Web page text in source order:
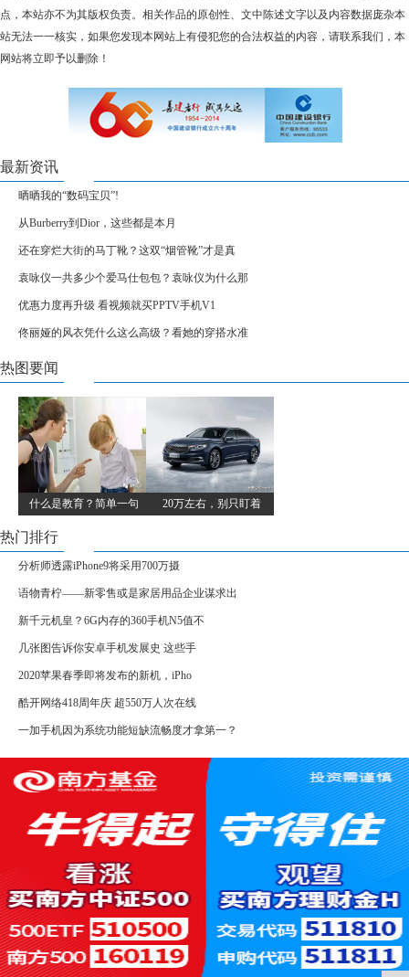
点，本站亦不为其版权负责。相关作品的原创性、文中陈述文字以及内容数据庞杂本
站无法一一核实，如果您发现本网站上有侵犯您的合法权益的内容，请联系我们，本
网站将立即予以删除！
最新资讯
晒晒我的“数码宝贝”!
从Burberry到Dior，这些都是本月
还在穿烂大街的马丁靴？这双“烟管靴”才是真
袁咏仪一共多少个爱马仕包包？袁咏仪为什么那
优惠力度再升级 看视频就买PPTV手机V1
佟丽娅的风衣凭什么这么高级？看她的穿搭水准
热图要闻
什么是教育？简单一句 20万左右，别只盯着
热门排行
分析师透露iPhone9将采用700万摄
语物青柠——新零售或是家居用品企业谋求出
新千元机皇？6G内存的360手机N5值不
几张图告诉你安卓手机发展史 这些手
2020苹果春季即将发布的新机，iPho
酷开网络418周年庆 超550万人次在线
一加手机因为系统功能短缺流畅度才拿第一？